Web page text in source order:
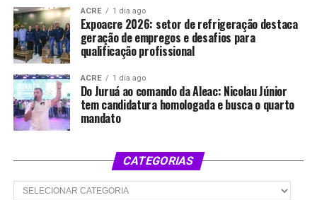
ACRE 1 dia ago
Expoacre 2026: setor de refrigeração destaca
geração de empregos e desafios para
qualificação profissional
ACRE 1 dia ago
Do Juruá ao comando da Aleac: Nicolau Júnior
tem candidatura homologada e busca o quarto
mandato
CATEGORIAS
Categorias